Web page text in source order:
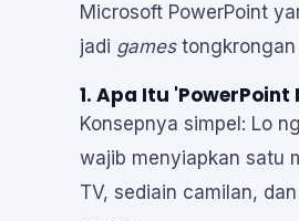
Microsoft PowerPoint
jadi gamestongkrongan
1. Apa Itu 'PowerPoint
Konsepnya simpel: Lo
wajib menyiapkan satu
TV, sediain camilan,